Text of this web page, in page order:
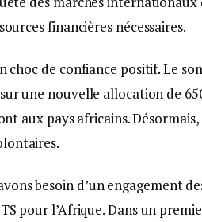
financières nécessaires.
choc de confiance positif. Le
une nouvelle allocation de
aux pays africains.
besoin d’un engagement
pour l’Afrique. Dans un